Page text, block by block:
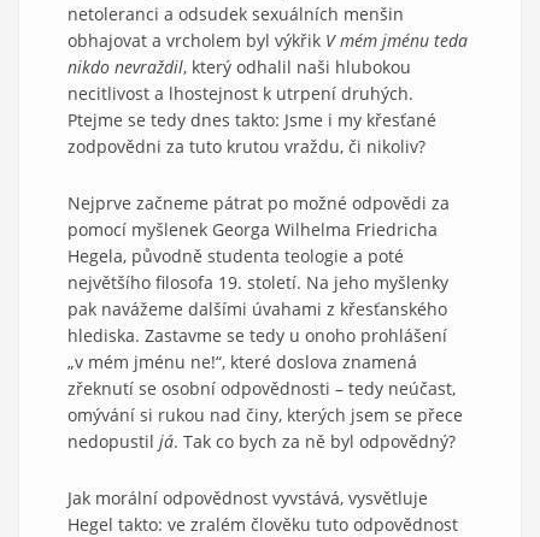
netoleranci a odsudek sexuálních menšin
obhajovat a vrcholem byl výkřik V mém jménu teda
nikdo nevraždil, který odhalil naši hlubokou
necitlivost a lhostejnost k utrpení druhých.
Ptejme se tedy dnes takto: Jsme i my křesťané
zodpovědni za tuto krutou vraždu, či nikoliv?
Nejprve začneme pátrat po možné odpovědi za
pomocí myšlenek Georga Wilhelma Friedricha
Hegela, původně studenta teologie a poté
největšího filosofa 19. století. Na jeho myšlenky
pak navážeme dalšími úvahami z křesťanského
hlediska. Zastavme se tedy u onoho prohlášení
„v mém jménu ne!“, které doslova znamená
zřeknutí se osobní odpovědnosti – tedy neúčast,
omývání si rukou nad činy, kterých jsem se přece
nedopustil já. Tak co bych za ně byl odpovědný?
Jak morální odpovědnost vyvstává, vysvětluje
Hegel takto: ve zralém člověku tuto odpovědnost